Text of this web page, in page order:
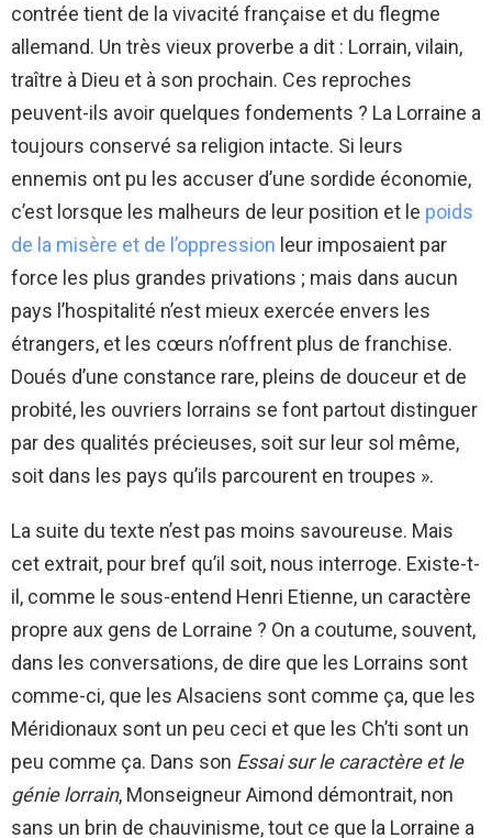
contrée tient de la vivacité française et du flegme
allemand. Un très vieux proverbe a dit : Lorrain, vilain,
traître à Dieu et à son prochain. Ces reproches
peuvent-ils avoir quelques fondements ? La Lorraine a
toujours conservé sa religion intacte. Si leurs
ennemis ont pu les accuser d’une sordide économie,
c’est lorsque les malheurs de leur position et le poids
de la misère et de l’oppression leur imposaient par
force les plus grandes privations ; mais dans aucun
pays l’hospitalité n’est mieux exercée envers les
étrangers, et les cœurs n’offrent plus de franchise.
Doués d’une constance rare, pleins de douceur et de
probité, les ouvriers lorrains se font partout distinguer
par des qualités précieuses, soit sur leur sol même,
soit dans les pays qu’ils parcourent en troupes ».
La suite du texte n’est pas moins savoureuse. Mais
cet extrait, pour bref qu’il soit, nous interroge. Existe-t-
il, comme le sous-entend Henri Etienne, un caractère
propre aux gens de Lorraine ? On a coutume, souvent,
dans les conversations, de dire que les Lorrains sont
comme-ci, que les Alsaciens sont comme ça, que les
Méridionaux sont un peu ceci et que les Ch’ti sont un
peu comme ça. Dans son Essai sur le caractère et le
génie lorrain, Monseigneur Aimond démontrait, non
sans un brin de chauvinisme, tout ce que la Lorraine a